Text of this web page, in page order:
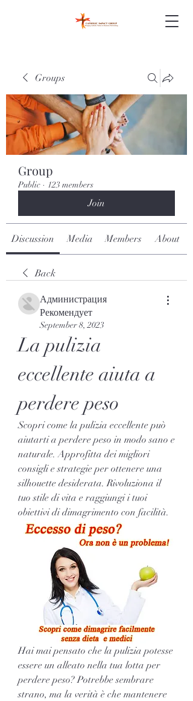
Groups
Group
Public · 123 members
Join
Discussion Media Members About
Back
Администрация
Рекомендует
September 8, 2023
La pulizia
eccellente aiuta a
perdere peso
Scopri come la pulizia eccellente può
aiutarti a perdere peso in modo sano e
naturale. Approfitta dei migliori
consigli e strategie per ottenere una
silhouette desiderata. Rivoluziona il
tuo stile di vita e raggiungi i tuoi
obiettivi di dimagrimento con facilità.
Hai mai pensato che la pulizia potesse
essere un alleato nella tua lotta per
perdere peso? Potrebbe sembrare
strano, ma la verità è che mantenere